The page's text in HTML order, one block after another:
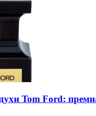
Tom Ford: